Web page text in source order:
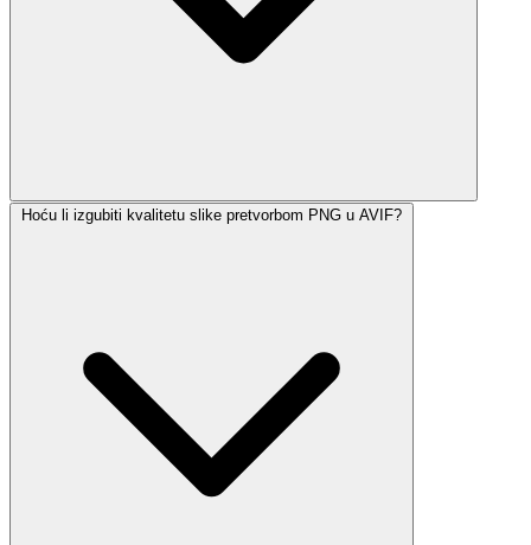
Hoću li izgubiti kvalitetu slike pretvorbom PNG u AVIF?